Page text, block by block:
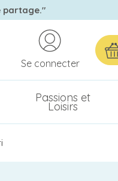
partage."
Se connecter
Passions et
Loisirs